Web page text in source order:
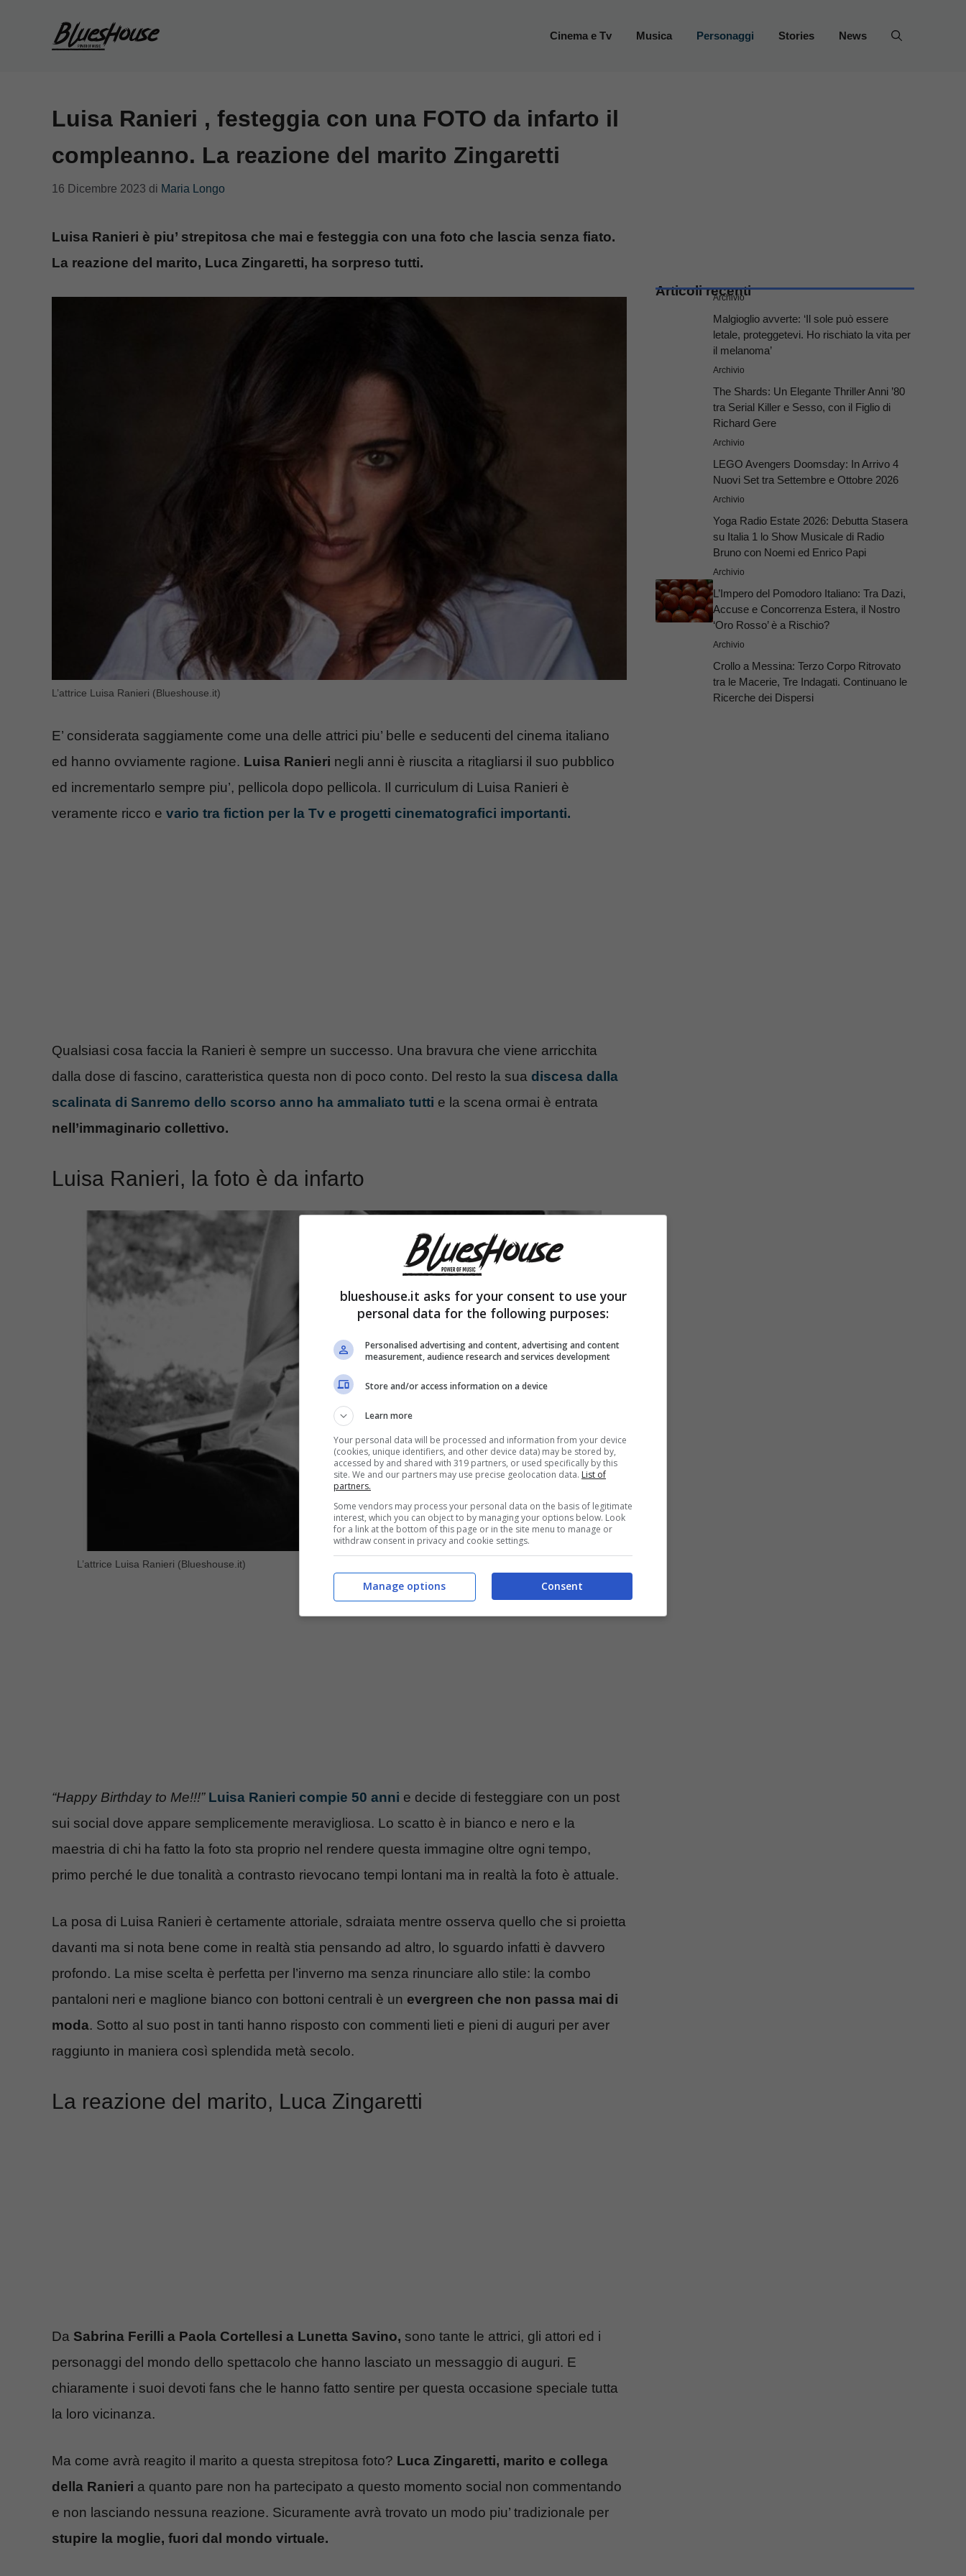
Cinema e Tv Musica Personaggi Stories News
Luisa Ranieri , festeggia con una FOTO da infarto il
compleanno. La reazione del marito Zingaretti
16 Dicembre 2023 di Maria Longo
Luisa Ranieri è piu’ strepitosa che mai e festeggia con una foto che lascia senza fiato.
La reazione del marito, Luca Zingaretti, ha sorpreso tutti.
L’attrice Luisa Ranieri (Blueshouse.it)
E’ considerata saggiamente come una delle attrici piu’ belle e seducenti del cinema italiano
ed hanno ovviamente ragione. Luisa Ranieri negli anni è riuscita a ritagliarsi il suo pubblico
ed incrementarlo sempre piu’, pellicola dopo pellicola. Il curriculum di Luisa Ranieri è
veramente ricco e vario tra fiction per la Tv e progetti cinematografici importanti.
Qualsiasi cosa faccia la Ranieri è sempre un successo. Una bravura che viene arricchita
dalla dose di fascino, caratteristica questa non di poco conto. Del resto la sua discesa dalla
scalinata di Sanremo dello scorso anno ha ammaliato tutti e la scena ormai è entrata
nell’immaginario collettivo.
Luisa Ranieri, la foto è da infarto
L’attrice Luisa Ranieri (Blueshouse.it)
“Happy Birthday to Me!!!” Luisa Ranieri compie 50 anni e decide di festeggiare con un post
sui social dove appare semplicemente meravigliosa. Lo scatto è in bianco e nero e la
maestria di chi ha fatto la foto sta proprio nel rendere questa immagine oltre ogni tempo,
primo perché le due tonalità a contrasto rievocano tempi lontani ma in realtà la foto è attuale.
La posa di Luisa Ranieri è certamente attoriale, sdraiata mentre osserva quello che si proietta
davanti ma si nota bene come in realtà stia pensando ad altro, lo sguardo infatti è davvero
profondo. La mise scelta è perfetta per l’inverno ma senza rinunciare allo stile: la combo
pantaloni neri e maglione bianco con bottoni centrali è un evergreen che non passa mai di
moda. Sotto al suo post in tanti hanno risposto con commenti lieti e pieni di auguri per aver
raggiunto in maniera così splendida metà secolo.
La reazione del marito, Luca Zingaretti
Da Sabrina Ferilli a Paola Cortellesi a Lunetta Savino, sono tante le attrici, gli attori ed i
personaggi del mondo dello spettacolo che hanno lasciato un messaggio di auguri. E
chiaramente i suoi devoti fans che le hanno fatto sentire per questa occasione speciale tutta
la loro vicinanza.
Ma come avrà reagito il marito a questa strepitosa foto? Luca Zingaretti, marito e collega
della Ranieri a quanto pare non ha partecipato a questo momento social non commentando
e non lasciando nessuna reazione. Sicuramente avrà trovato un modo piu’ tradizionale per
stupire la moglie, fuori dal mondo virtuale.
Articoli recenti
Archivio
Malgioglio avverte: ‘Il sole può essere
letale, proteggetevi. Ho rischiato la vita per
il melanoma’
Archivio
The Shards: Un Elegante Thriller Anni ’80
tra Serial Killer e Sesso, con il Figlio di
Richard Gere
Archivio
LEGO Avengers Doomsday: In Arrivo 4
Nuovi Set tra Settembre e Ottobre 2026
Archivio
Yoga Radio Estate 2026: Debutta Stasera
su Italia 1 lo Show Musicale di Radio
Bruno con Noemi ed Enrico Papi
Archivio
L’Impero del Pomodoro Italiano: Tra Dazi,
Accuse e Concorrenza Estera, il Nostro
‘Oro Rosso’ è a Rischio?
Archivio
Crollo a Messina: Terzo Corpo Ritrovato
tra le Macerie, Tre Indagati. Continuano le
Ricerche dei Dispersi
blueshouse.it asks for your consent to use your
personal data for the following purposes:
Personalised advertising and content, advertising and content
measurement, audience research and services development
Store and/or access information on a device
Learn more
Your personal data will be processed and information from your device
(cookies, unique identifiers, and other device data) may be stored by,
accessed by and shared with 319 partners, or used specifically by this
site. We and our partners may use precise geolocation data. List of
partners.
Some vendors may process your personal data on the basis of legitimate
interest, which you can object to by managing your options below. Look
for a link at the bottom of this page or in the site menu to manage or
withdraw consent in privacy and cookie settings.
Consent
Manage options